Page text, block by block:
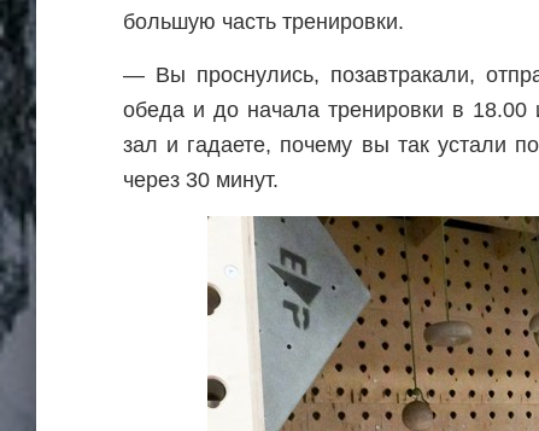
большую часть тренировки.
— Вы проснулись, позавтракали,
обеда и до начала тренировки в
зал и гадаете, почему вы так устали
через 30 минут.